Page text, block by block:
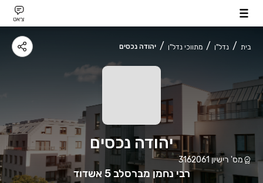
צ׳אט
בית נדל"ן מתווכי נדל"ן יהודה נכסים
יהודה נכסים
מס' רישיון 3162061
רבי נחמן מברסלב 5 אשדוד